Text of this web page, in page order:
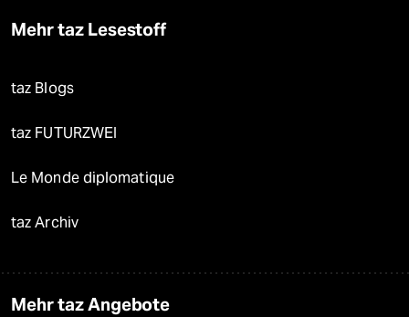
Mehr taz Lesestoff
taz Blogs
taz FUTURZWEI
Le Monde diplomatique
taz Archiv
Mehr taz Angebote